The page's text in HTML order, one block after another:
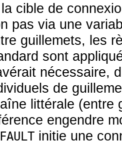
cible de
pas via une
guillemets, les
sont
nécessaire,
de
littérale (entre
engendre
initie une